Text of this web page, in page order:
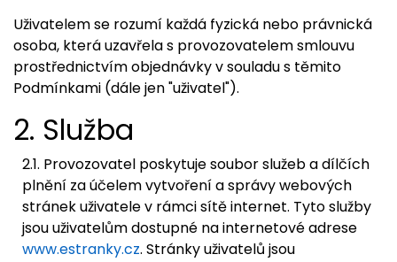
Uživatelem se rozumí každá fyzická nebo právnická
osoba, která uzavřela s provozovatelem smlouvu
prostřednictvím objednávky v souladu s těmito
Podmínkami (dále jen "uživatel").
2. Služba
2.1. Provozovatel poskytuje soubor služeb a dílčích
plnění za účelem vytvoření a správy webových
stránek uživatele v rámci sítě internet. Tyto služby
jsou uživatelům dostupné na internetové adrese
www.estranky.cz. Stránky uživatelů jsou